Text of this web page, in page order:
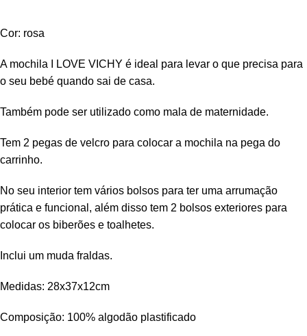
Cor: rosa
A mochila I LOVE VICHY é ideal para levar o que precisa para
o seu bebé quando sai de casa.
Também pode ser utilizado como mala de maternidade.
Tem 2 pegas de velcro para colocar a mochila na pega do
carrinho.
No seu interior tem vários bolsos para ter uma arrumação
prática e funcional, além disso tem 2 bolsos exteriores para
colocar os biberões e toalhetes.
Inclui um muda fraldas.
Medidas: 28x37x12cm
Composição: 100% algodão plastificado